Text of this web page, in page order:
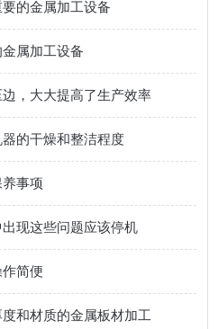
的金属加工设备
属加工设备
，大大提高了生产效率
的干燥和整洁程度
事项
现这些问题应该停机
简便
和材质的金属板材加工